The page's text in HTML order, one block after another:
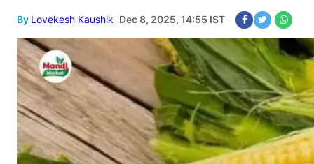
By Lovekesh Kaushik Dec 8, 2025, 14:55 IST